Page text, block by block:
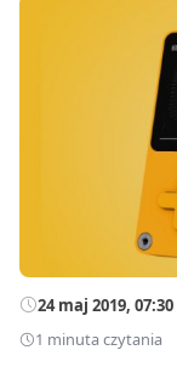
24 maj 2019, 07:30
1 minuta czytania